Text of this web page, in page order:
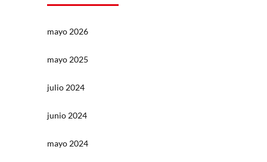
mayo 2026
mayo 2025
julio 2024
junio 2024
mayo 2024